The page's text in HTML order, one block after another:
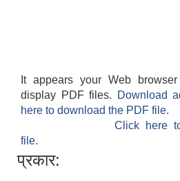
It appears your Web
display PDF files.
Download
here to download the PDF file.
Click here
file.
प्रकार: